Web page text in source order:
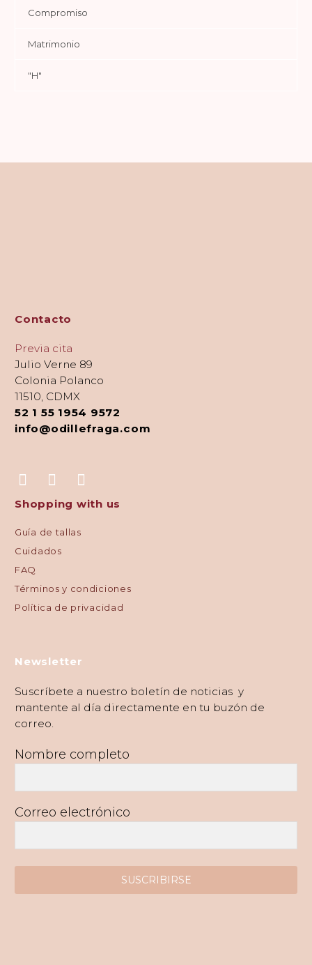
Compromiso
Matrimonio
"H"
Contacto
Previa cita
Julio Verne 89
Colonia Polanco
11510, CDMX
52 1 55 1954 9572
info@odillefraga.com
Shopping with us
Guía de tallas
Cuidados
FAQ
Términos y condiciones
Política de privacidad
Newsletter
Suscríbete a nuestro boletín de noticias y
mantente al día directamente en tu buzón de
correo.
Nombre completo
Correo electrónico
SUSCRIBIRSE